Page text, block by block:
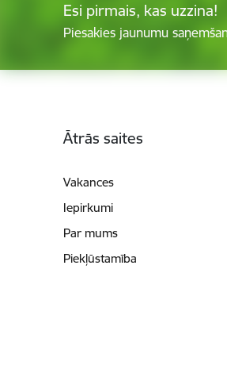
Esi pirmais, kas uzzina!
Piesakies jaunumu
Ātrās saites
Vakances
Iepirkumi
Par mums
Piekļūstamība